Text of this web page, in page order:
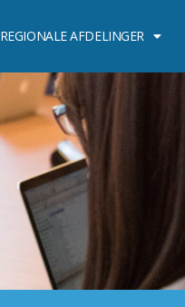
REGIONALE AFDELINGER